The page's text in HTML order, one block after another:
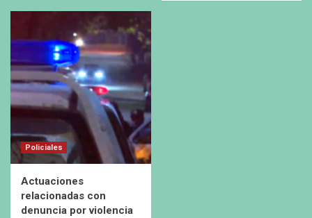
Policiales
Actuaciones
relacionadas con
denuncia por violencia